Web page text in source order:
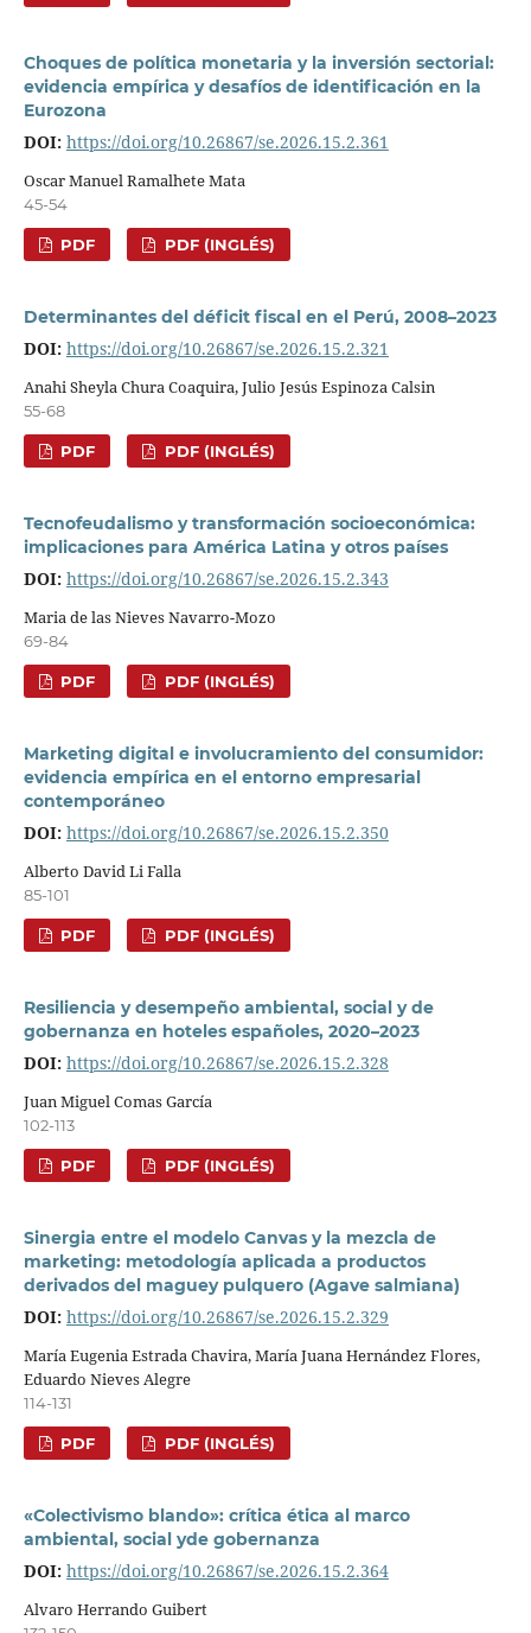
Choques de política monetaria y la inversión sectorial:
evidencia empírica y desafíos de identificación en la
Eurozona
DOI: https://doi.org/10.26867/se.2026.15.2.361
Oscar Manuel Ramalhete Mata
45-54
PDF PDF (INGLÉS)
Determinantes del déficit fiscal en el Perú, 2008–2023
DOI: https://doi.org/10.26867/se.2026.15.2.321
Anahi Sheyla Chura Coaquira, Julio Jesús Espinoza Calsin
55-68
PDF PDF (INGLÉS)
Tecnofeudalismo y transformación socioeconómica:
implicaciones para América Latina y otros países
DOI: https://doi.org/10.26867/se.2026.15.2.343
Maria de las Nieves Navarro-Mozo
69-84
PDF PDF (INGLÉS)
Marketing digital e involucramiento del consumidor:
evidencia empírica en el entorno empresarial
contemporáneo
DOI: https://doi.org/10.26867/se.2026.15.2.350
Alberto David Li Falla
85-101
PDF PDF (INGLÉS)
Resiliencia y desempeño ambiental, social y de
gobernanza en hoteles españoles, 2020–2023
DOI: https://doi.org/10.26867/se.2026.15.2.328
Juan Miguel Comas García
102-113
PDF PDF (INGLÉS)
Sinergia entre el modelo Canvas y la mezcla de
marketing: metodología aplicada a productos
derivados del maguey pulquero (Agave salmiana)
DOI: https://doi.org/10.26867/se.2026.15.2.329
María Eugenia Estrada Chavira, María Juana Hernández Flores,
Eduardo Nieves Alegre
114-131
PDF PDF (INGLÉS)
«Colectivismo blando»: crítica ética al marco
ambiental, social yde gobernanza
DOI: https://doi.org/10.26867/se.2026.15.2.364
Alvaro Herrando Guibert